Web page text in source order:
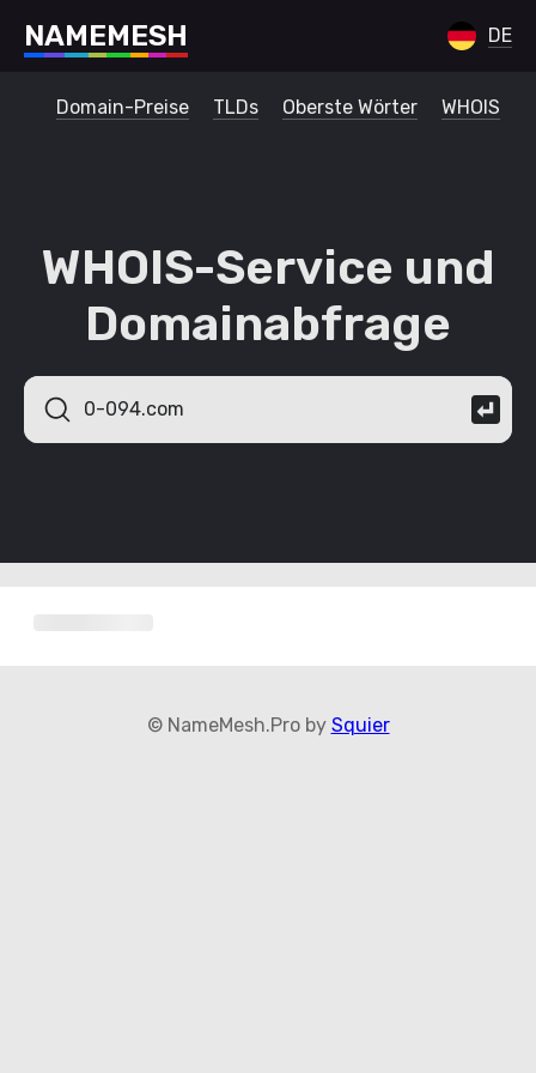
NAMEMESH DE
Domain-Preise TLDs Oberste Wörter WHOIS
WHOIS-Service und
Domainabfrage
© NameMesh.Pro by Squier